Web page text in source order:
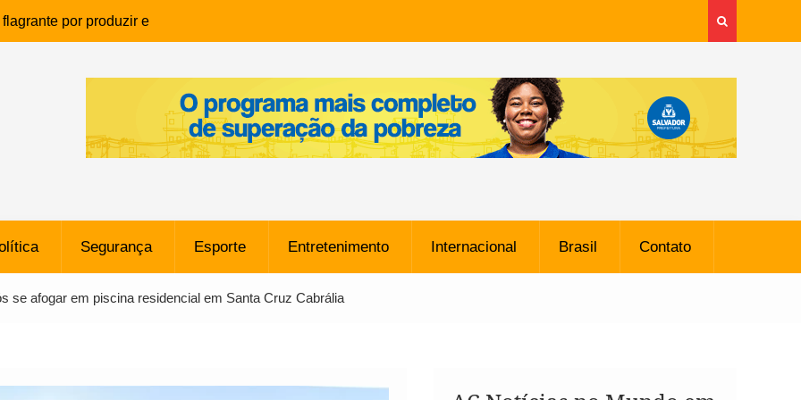
por produzir e
infantil em Eunápolis
morreu após ataque
sem restrições e pode
o Vasco
SpaceX Colide com a Lua
Metros, Afirma a Nasa
Segurança Esporte Entretenimento Internacional Brasil Contato
se afogar em piscina residencial em Santa Cruz Cabrália